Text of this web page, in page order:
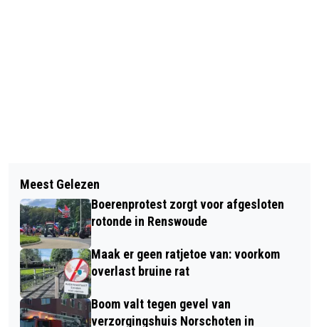
KUNSTCOLLECTIEF KLEUR-RIJK IN
HUIS KERNHEM
DE REEËNBRONST IS VOLOP BEZIG,
WEGGEBRUIKERS OP DE VELUWE GOED
OPLETTEN!
Meest Gelezen
Boerenprotest zorgt voor afgesloten
rotonde in Renswoude
Maak er geen ratjetoe van: voorkom
overlast bruine rat
Boom valt tegen gevel van
verzorgingshuis Norschoten in